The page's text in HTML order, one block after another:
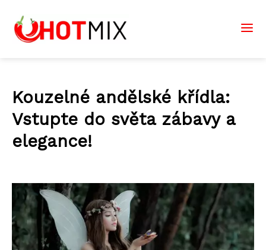
Kouzelné andělské křídla:
Vstupte do světa zábavy a
elegance!